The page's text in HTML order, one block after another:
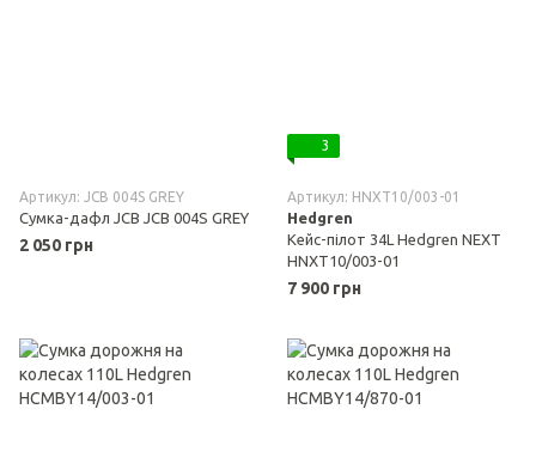
Артикул: JCB 004S GREY
Сумка-дафл JCB JCB 004S GREY
2 050 грн
3
Артикул: HNXT10/003-01
Hedgren
Кейс-пілот 34L Hedgren NEXT
HNXT10/003-01
7 900 грн